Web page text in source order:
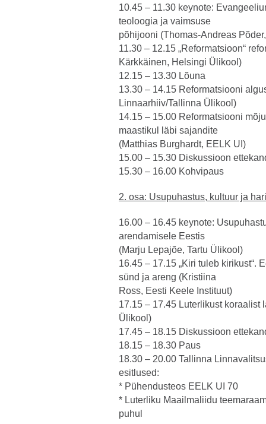
10.45 – 11.30 keynote:
teoloogia ja vaimsuse
põhijooni (Thomas-Andreas
11.30 – 12.15 „Reformatsioon“
Kärkkäinen, Helsingi Ülikool)
12.15 – 13.30 Lõuna
13.30 – 14.15 Reformatsiooni
Linnaarhiiv/Tallinna Ülikool)
14.15 – 15.00 Reformatsiooni
maastikul läbi sajandite
(Matthias Burghardt, EELK UI)
15.00 – 15.30 Diskussioon
15.30 – 16.00 Kohvipaus
2. osa: Usupuhastus, kultuur ja
16.00 – 16.45 keynote:
arendamisele Eestis
(Marju Lepajõe, Tartu Ülikool)
16.45 – 17.15 „Kiri tuleb kirikust“.
sünd ja areng (Kristiina
Ross, Eesti Keele Instituut)
17.15 – 17.45 Luterlikust koraalist
Ülikool)
17.45 – 18.15 Diskussioon
18.15 – 18.30 Paus
18.30 – 20.00 Tallinna
esitlused:
* Pühendusteos EELK UI 70
* Luterliku Maailmaliidu
puhul